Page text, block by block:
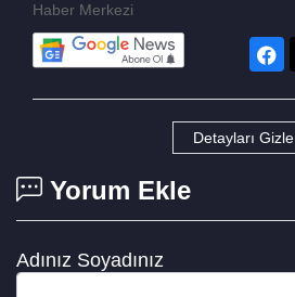
Haber Merkezi
Detayları Gizle
Yorum Ekle
Adınız Soyadınız